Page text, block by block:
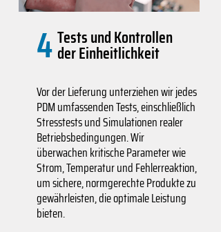
4Tests und Kontrollen
der Einheitlichkeit
Vor der Lieferung unterziehen wir jedes
PDM umfassenden Tests, einschließlich
Stresstests und Simulationen realer
Betriebsbedingungen. Wir
überwachen kritische Parameter wie
Strom, Temperatur und Fehlerreaktion,
um sichere, normgerechte Produkte zu
gewährleisten, die optimale Leistung
bieten.